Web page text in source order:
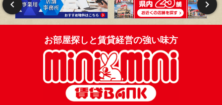
お部屋探しと賃貸経営の強い味方